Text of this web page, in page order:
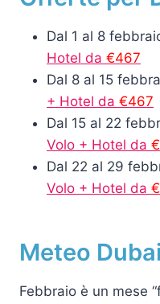
Dal 1 al 8
Hotel da €467
Dal 8 al 15
+ Hotel da €467
Dal 15 al 22
Volo + Hotel da
Dal 22 al 29
Volo + Hotel da
Meteo
Febbraio è un mese